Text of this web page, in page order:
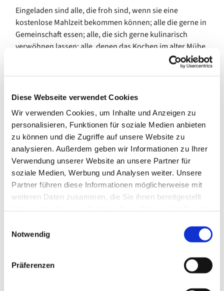
Diese Webseite verwendet Cookies
Wir verwenden Cookies, um Inhalte und Anzeigen zu
personalisieren, Funktionen für soziale Medien anbieten
zu können und die Zugriffe auf unsere Website zu
analysieren. Außerdem geben wir Informationen zu Ihrer
Verwendung unserer Website an unsere Partner für
soziale Medien, Werbung und Analysen weiter. Unsere
Partner führen diese Informationen möglicherweise mit
weiteren Daten zusammen, die Sie ihnen bereitgestellt
Notwendig
Präferenzen
Eingeladen sind alle, die froh sind, wenn sie eine
kostenlose Mahlzeit bekommen können; alle die gerne in
Gemeinschaft essen; alle, die sich gerne kulinarisch
verwöhnen lassen; alle, denen das Kochen im alter Mühe
macht - kurzum es ist ein Mittagessen für ALLE!
Schulferien) zwischen 12:00 und 13:30 Uhr